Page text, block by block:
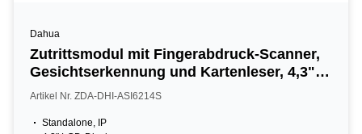
Dahua
Zutrittsmodul mit Fingerabdruck-Scanner,
Gesichtserkennung und Kartenleser, 4,3"
LCD, 2MP, 13,56 MHz, IR, IP65, schwarz
Artikel Nr. ZDA-DHI-ASI6214S
Standalone, IP